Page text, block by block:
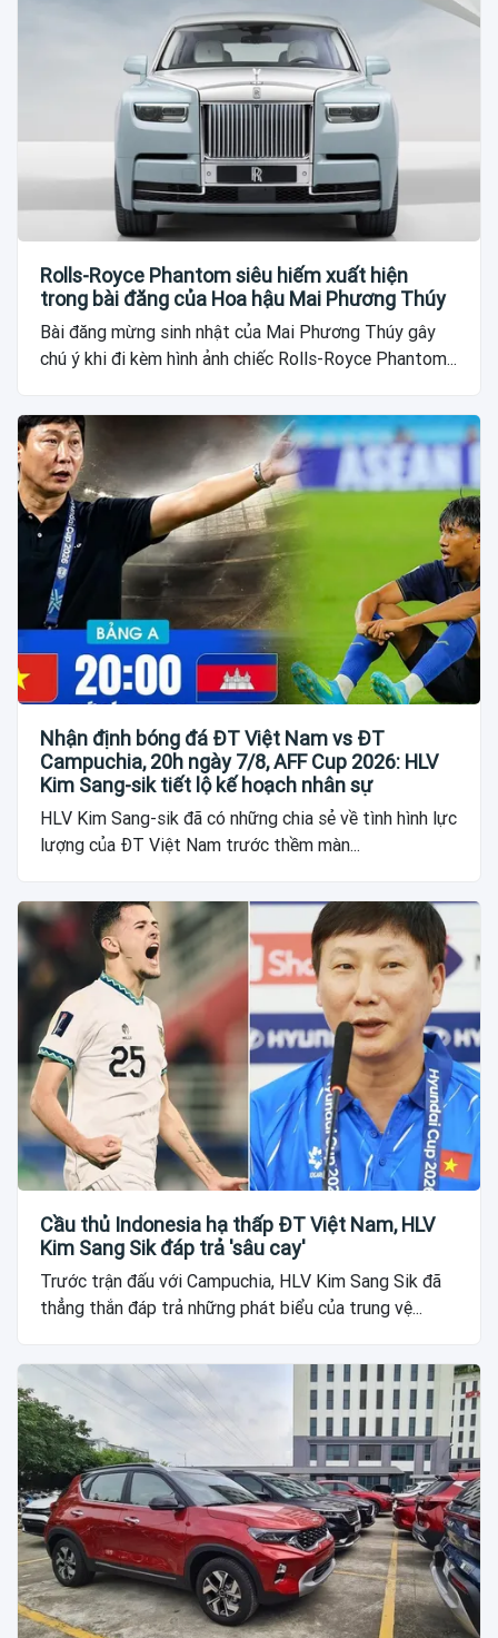
Rolls-Royce Phantom siêu hiếm xuất hiện
trong bài đăng của Hoa hậu Mai Phương Thúy
Bài đăng mừng sinh nhật của Mai Phương Thúy gây
chú ý khi đi kèm hình ảnh chiếc Rolls-Royce Phantom...
Nhận định bóng đá ĐT Việt Nam vs ĐT
Campuchia, 20h ngày 7/8, AFF Cup 2026: HLV
Kim Sang-sik tiết lộ kế hoạch nhân sự
HLV Kim Sang-sik đã có những chia sẻ về tình hình lực
lượng của ĐT Việt Nam trước thềm màn...
Cầu thủ Indonesia hạ thấp ĐT Việt Nam, HLV
Kim Sang Sik đáp trả 'sâu cay'
Trước trận đấu với Campuchia, HLV Kim Sang Sik đã
thẳng thắn đáp trả những phát biểu của trung vệ...